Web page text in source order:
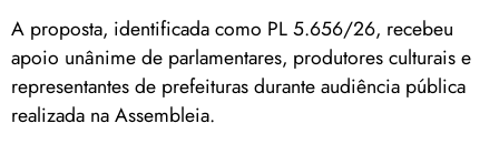
A proposta, identificada como PL 5.656/26, recebeu
apoio unânime de parlamentares, produtores culturais e
representantes de prefeituras durante audiência pública
realizada na Assembleia.